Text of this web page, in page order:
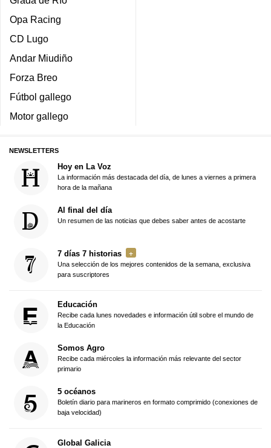
Opa Racing
CD Lugo
Andar Miudiño
Forza Breo
Fútbol gallego
Motor gallego
NEWSLETTERS
Hoy en La Voz
La información más destacada del día, de lunes a viernes a primera
hora de la mañana
Al final del día
Un resumen de las noticias que debes saber antes de acostarte
7 días 7 historias
Una selección de los mejores contenidos de la semana, exclusiva
para suscriptores
Educación
Recibe cada lunes novedades e información útil sobre el mundo de
la Educación
Somos Agro
Recibe cada miércoles la información más relevante del sector
primario
5 océanos
Boletín diario para marineros en formato comprimido (conexiones de
baja velocidad)
Global Galicia